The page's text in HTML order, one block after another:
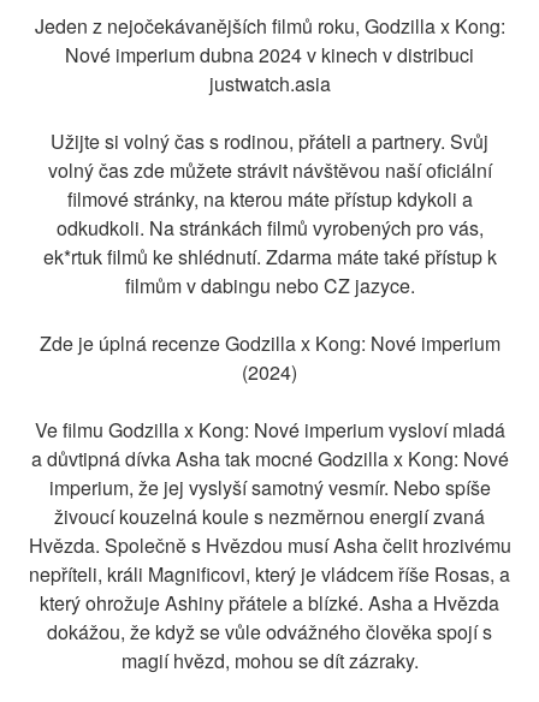
Jeden z nejočekávanějších filmů roku, Godzilla x Kong:
Nové imperium dubna 2024 v kinech v distribuci
justwatch.asia
Užijte si volný čas s rodinou, přáteli a partnery. Svůj
volný čas zde můžete strávit návštěvou naší oficiální
filmové stránky, na kterou máte přístup kdykoli a
odkudkoli. Na stránkách filmů vyrobených pro vás,
ek*rtuk filmů ke shlédnutí. Zdarma máte také přístup k
filmům v dabingu nebo CZ jazyce.
Zde je úplná recenze Godzilla x Kong: Nové imperium
(2024)
Ve filmu Godzilla x Kong: Nové imperium vysloví mladá
a důvtipná dívka Asha tak mocné Godzilla x Kong: Nové
imperium, že jej vyslyší samotný vesmír. Nebo spíše
živoucí kouzelná koule s nezměrnou energií zvaná
Hvězda. Společně s Hvězdou musí Asha čelit hrozivému
nepříteli, králi Magnificovi, který je vládcem říše Rosas, a
který ohrožuje Ashiny přátele a blízké. Asha a Hvězda
dokážou, že když se vůle odvážného člověka spojí s
magií hvězd, mohou se dít zázraky.